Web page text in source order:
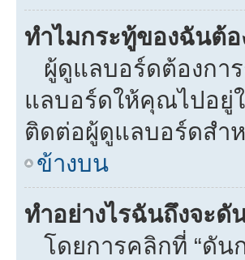
ทำไมกระทู้ของฉันต้
ผู้ดูแลบอร์ดต้องกา
แลบอร์ดให้คุณไปอยู่
ติดต่อผู้ดูแลบอร์ดสำ
ข้างบน
ทำอย่างไรฉันถึงจะดั
โดยการคลิกที่ “ดัน